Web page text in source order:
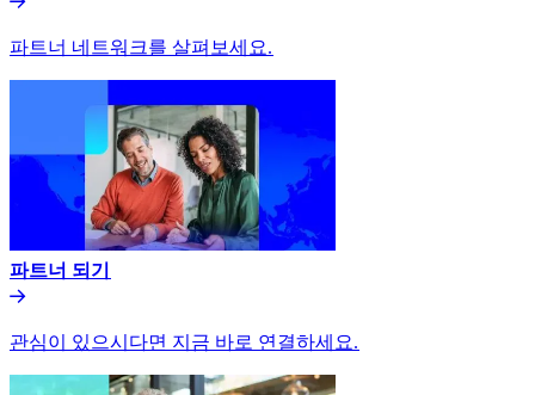
파트너 네트워크를 살펴보세요.​​
파트너 되기​​
관심이 있으시다면 지금 바로 연결하세요.​​